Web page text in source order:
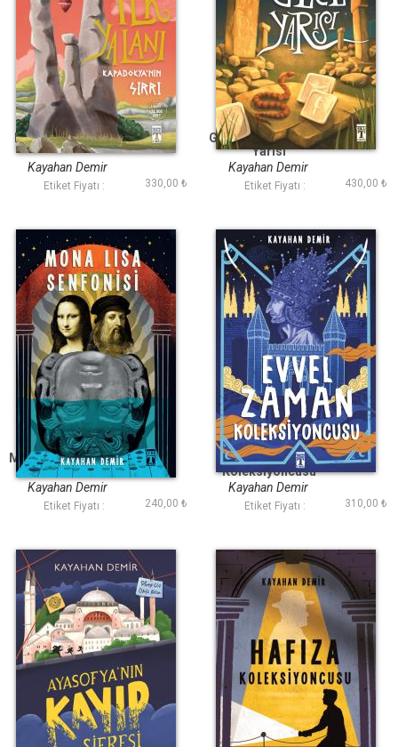
Dünyanın İlk Yalanı
Kayahan Demir
Etiket Fiyatı : 330,00 ₺
Göbeklitepe de Gece
Yarısı
Kayahan Demir
Etiket Fiyatı : 430,00 ₺
Mona Lisa Senfonisi
Kayahan Demir
Etiket Fiyatı : 240,00 ₺
Evvel Zaman
Koleksiyoncusu
Kayahan Demir
Etiket Fiyatı : 310,00 ₺